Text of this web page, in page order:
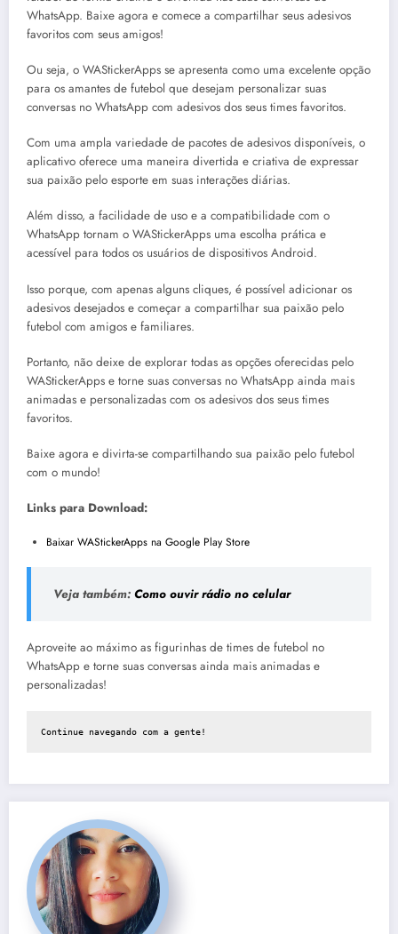
WhatsApp. Baixe agora e comece a compartilhar seus adesivos
favoritos com seus amigos!
Ou seja, o WAStickerApps se apresenta como uma excelente opção
para os amantes de futebol que desejam personalizar suas
conversas no WhatsApp com adesivos dos seus times favoritos.
Com uma ampla variedade de pacotes de adesivos disponíveis, o
aplicativo oferece uma maneira divertida e criativa de expressar
sua paixão pelo esporte em suas interações diárias.
Além disso, a facilidade de uso e a compatibilidade com o
WhatsApp tornam o WAStickerApps uma escolha prática e
acessível para todos os usuários de dispositivos Android.
Isso porque, com apenas alguns cliques, é possível adicionar os
adesivos desejados e começar a compartilhar sua paixão pelo
futebol com amigos e familiares.
Portanto, não deixe de explorar todas as opções oferecidas pelo
WAStickerApps e torne suas conversas no WhatsApp ainda mais
animadas e personalizadas com os adesivos dos seus times
favoritos.
Baixe agora e divirta-se compartilhando sua paixão pelo futebol
com o mundo!
Links para Download:
Baixar WAStickerApps na Google Play Store
Veja também: Como ouvir rádio no celular
Aproveite ao máximo as figurinhas de times de futebol no
WhatsApp e torne suas conversas ainda mais animadas e
personalizadas!
Continue navegando com a gente!